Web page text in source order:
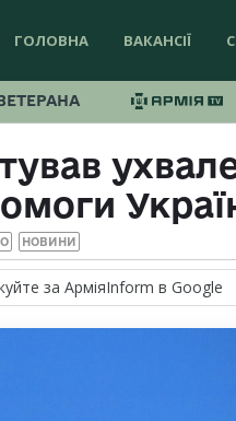
ГОЛОВНА ВАКАНСІЇ
НОВИНИ
за АрміяInform в Google